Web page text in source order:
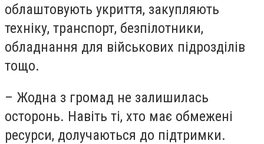
облаштовують укриття, закупляють
техніку, транспорт, безпілотники,
обладнання для військових підрозділів
тощо.
– Жодна з громад не залишилась
осторонь. Навіть ті, хто має обмежені
ресурси, долучаються до підтримки.